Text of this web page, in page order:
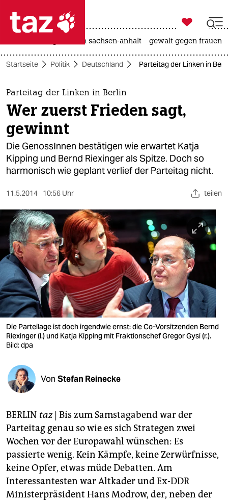
 taz zahl ich
taz zahl ich
themen
politik
öko
gesellschaft
sport
berlin
nord
wahrheit
verlag
verlag
veranstaltungen
fragen & hilfe
abo
genossenschaft
epaper login

taz zahl ich
landtagswahl in sachsen-anhalt gewalt gegen frauen
Startseite Politik Deutschland Parteitag der Linken in
Parteitag der Linken in Berlin
Wer zuerst Frieden sagt,
gewinnt
Die GenossInnen bestätigen wie erwartet Katja
Kipping und Bernd Riexinger als Spitze. Doch so
harmonisch wie geplant verlief der Parteitag nicht.
11.5.2014 10:56 Uhr teilen
Die Parteilage ist doch irgendwie ernst: die Co-Vorsitzenden Bernd
Riexinger (l.) und Katja Kipping mit Fraktionschef Gregor Gysi (r.).
Bild: dpa
Von Stefan Reinecke
BERLIN taz| Bis zum Samstagabend war der
Parteitag genau so wie es sich Strategen zwei
Wochen vor der Europawahl wünschen: Es
passierte wenig. Kein Kämpfe, keine Zerwürfnisse,
keine Opfer, etwas müde Debatten. Am
Interessantesten war Altkader und Ex-DDR
Ministerpräsident Hans Modrow, der, neben der